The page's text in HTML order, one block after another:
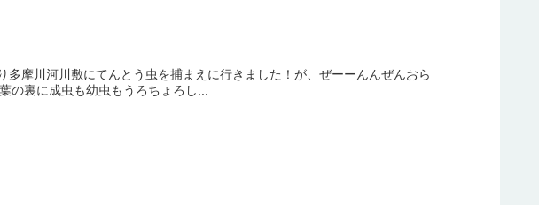
摩川河川敷にてんとう虫を捕まえに行きました！が、ぜーーんんぜんおら
の裏に成虫も幼虫もうろちょろし...